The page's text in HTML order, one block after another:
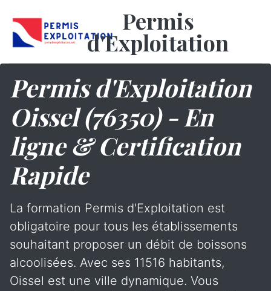
Permis
d'Exploitation
Permis d'Exploitation
Oissel (76350) - En
ligne & Certification
Rapide
La formation Permis d'Exploitation est
obligatoire pour tous les établissements
souhaitant proposer un débit de boissons
alcoolisées. Avec ses 11516 habitants,
Oissel est une ville dynamique. Vous